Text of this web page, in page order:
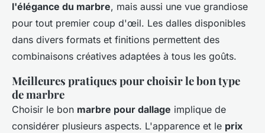
l'élégance du marbre, mais aussi une vue grandiose
pour tout premier coup d'œil. Les dalles disponibles
dans divers formats et finitions permettent des
combinaisons créatives adaptées à tous les goûts.
Meilleures pratiques pour choisir le bon type
de marbre
Choisir le bon marbre pour dallage implique de
considérer plusieurs aspects. L'apparence et le prix